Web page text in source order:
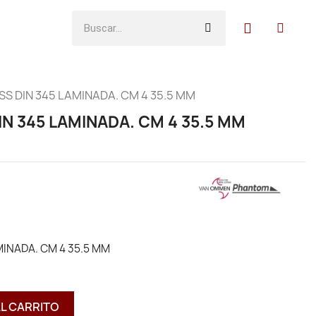
DIN 345 LAMINADA. CM 4 35.5 MM
345 LAMINADA. CM 4 35.5 MM
CM 4 35.5 MM
CARRITO